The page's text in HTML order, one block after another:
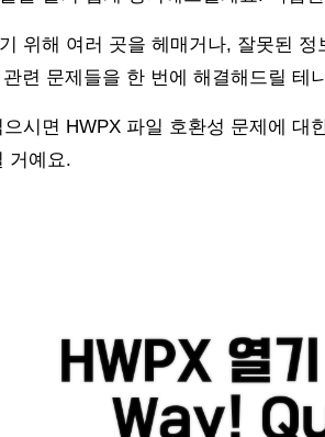
위해 여러 곳을 헤매거나, 잘못된
련 문제들을 한 번에 해결해드릴 테
시면 HWPX 파일 호환성 문제에 대
거예요.